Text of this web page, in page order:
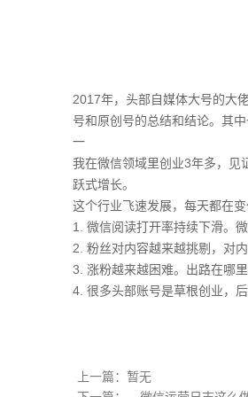
2017年，头部自媒体大号的大
号和原创号的总结和结论。其
一
我在微信领域里创业3年多，见
跃式增长。
这个行业飞速发展，每天都在
1. 微信阅读打开率持续下滑。
2. 粉丝对内容越来越挑剔，对
3. 涨粉越来越困难。出路在哪里
4. 很多头部账号是草根创业，
上一篇：暂无